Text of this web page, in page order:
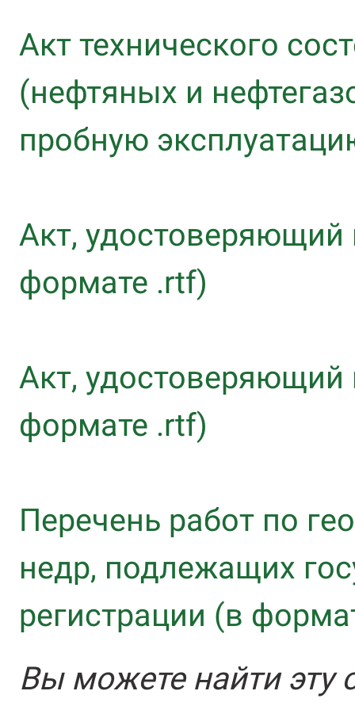
Акт технического
(нефтяных и
пробную
Акт, удостоверяющий
формате .rtf)
Акт,
формате .rtf)
Перечень работ по
недр, подлежащих
регистрации (в
Вы можете найти эту